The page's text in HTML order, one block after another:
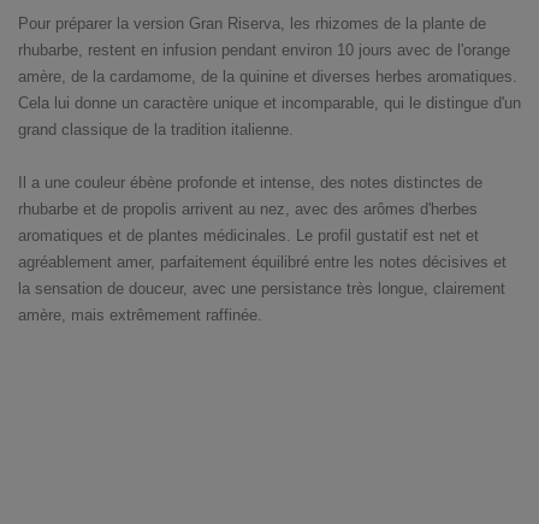
Pour préparer la version Gran Riserva, les rhizomes de la plante de
rhubarbe, restent en infusion pendant environ 10 jours avec de l'orange
amère, de la cardamome, de la quinine et diverses herbes aromatiques.
Cela lui donne un caractère unique et incomparable, qui le distingue d'un
grand classique de la tradition italienne.
Il a une couleur ébène profonde et intense, des notes distinctes de
rhubarbe et de propolis arrivent au nez, avec des arômes d'herbes
aromatiques et de plantes médicinales. Le profil gustatif est net et
agréablement amer, parfaitement équilibré entre les notes décisives et
la sensation de douceur, avec une persistance très longue, clairement
amère, mais extrêmement raffinée.